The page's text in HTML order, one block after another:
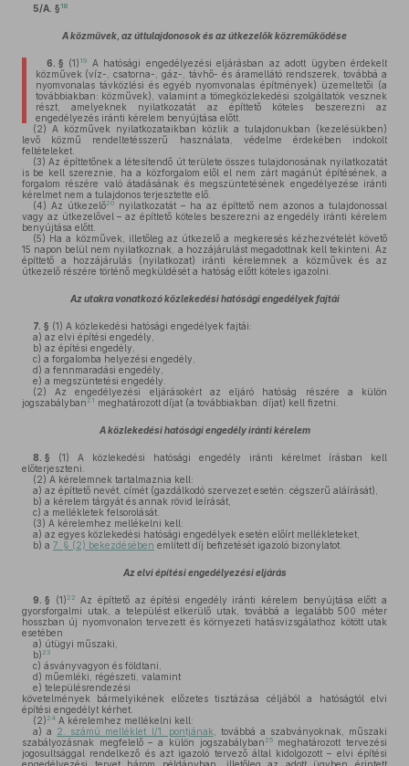
5/A. § 18
A közművek, az úttulajdonosok és az útkezelők közreműködése
6. § (1) 19
A hatósági engedélyezési eljárásban az adott ügyben érdekelt
közművek (víz-, csatorna-, gáz-, távhő- és áramellátó rendszerek, továbbá a
nyomvonalas távközlési és egyéb nyomvonalas építmények) üzemeltetői (a
továbbiakban: közművek), valamint a tömegközlekedési szolgáltatók vesznek
részt, amelyeknek nyilatkozatát az építtető köteles beszerezni az
engedélyezés iránti kérelem benyújtása előtt.
(2) A közművek nyilatkozataikban közlik a tulajdonukban (kezelésükben)
levő közmű rendeltetésszerű használata, védelme érdekében indokolt
feltételeket.
(3) Az építtetőnek a létesítendő út területe összes tulajdonosának nyilatkozatát
is be kell szereznie, ha a közforgalom elől el nem zárt magánút építésének, a
forgalom részére való átadásának és megszüntetésének engedélyezése iránti
kérelmet nem a tulajdonos terjesztette elő.
(4) Az útkezelő20
nyilatkozatát – ha az építtető nem azonos a tulajdonossal
vagy az útkezelővel – az építtető köteles beszerezni az engedély iránti kérelem
benyújtása előtt.
(5) Ha a közművek, illetőleg az útkezelő a megkeresés kézhezvételét követő
15 napon belül nem nyilatkoznak, a hozzájárulást megadottnak kell tekinteni. Az
építtető a hozzájárulás (nyilatkozat) iránti kérelemnek a közművek és az
útkezelő részére történő megküldését a hatóság előtt köteles igazolni.
Az utakra vonatkozó közlekedési hatósági engedélyek fajtái
7. § (1) A közlekedési hatósági engedélyek fajtái:
a) az elvi építési engedély,
b) az építési engedély,
c) a forgalomba helyezési engedély,
d) a fennmaradási engedély,
e) a megszüntetési engedély.
(2) Az engedélyezési eljárásokért az eljáró hatóság részére a külön
jogszabályban 21 meghatározott díjat (a továbbiakban: díjat) kell fizetni.
A közlekedési hatósági engedély iránti kérelem
8. § (1) A közlekedési hatósági engedély iránti kérelmet írásban kell
előterjeszteni.
(2) A kérelemnek tartalmaznia kell:
a) az építtető nevét, címét (gazdálkodó szervezet esetén: cégszerű aláírását),
b) a kérelem tárgyát és annak rövid leírását,
c) a mellékletek felsorolását.
(3) A kérelemhez mellékelni kell:
a) az egyes közlekedési hatósági engedélyek esetén előírt mellékleteket,
b) a 7. § (2) bekezdésében említett díj befizetését igazoló bizonylatot.
Az elvi építési engedélyezési eljárás
9. § (1) 22
Az építtető az építési engedély iránti kérelem benyújtása előtt a
gyorsforgalmi utak, a települést elkerülő utak, továbbá a legalább 500 méter
hosszban új nyomvonalon tervezett és környezeti hatásvizsgálathoz kötött utak
esetében
a) útügyi műszaki,
b) 23
c) ásványvagyon és földtani,
d) műemléki, régészeti, valamint
e) településrendezési
követelmények bármelyikének előzetes tisztázása céljából a hatóságtól elvi
építési engedélyt kérhet.
(2) 24 A kérelemhez mellékelni kell:
a) a 2. számú melléklet I/1. pontjának , továbbá a szabványoknak, műszaki
szabályozásnak megfelelő – a külön jogszabályban 25meghatározott tervezési
jogosultsággal rendelkező és azt igazoló tervező által kidolgozott – elvi építési